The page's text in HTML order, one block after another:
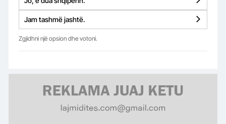
Jam tashmë jashtë.
Zgjidhni një opsion dhe votoni.